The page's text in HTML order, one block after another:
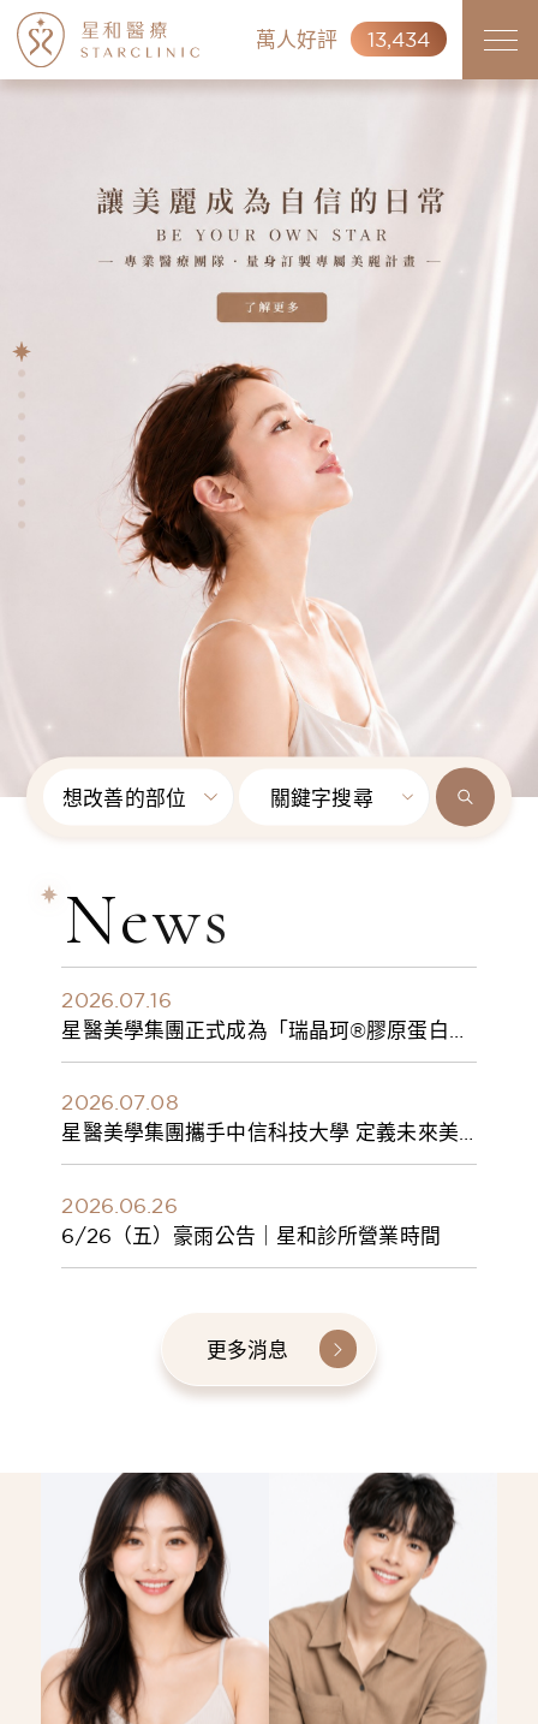
萬人好評 13,434
想改善的部位 關鍵字搜尋
News
2026.07.16
星醫美學集團正式成為「瑞晶珂®膠原蛋白植
入劑」台灣獨家總代理
2026.07.08
星醫美學集團攜手中信科技大學 定義未來美
學人才新標準 建構健康美學產學共育模式 串
2026.06.26
6/26（五）豪雨公告｜星和診所營業時間
更多消息